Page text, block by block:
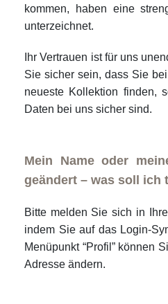
kommen, haben eine
unterzeichnet.
Ihr Vertrauen ist für uns
Sie sicher sein, dass Sie
neueste Kollektion finden,
Daten bei uns sicher sind.
Mein Name oder
geändert – was soll ich
Bitte melden Sie sich in
indem Sie auf das Login-
Menüpunkt “Profil” können
Adresse ändern.